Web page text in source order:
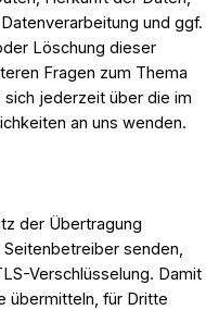
und ggf.
Löschung dieser
Fragen zum Thema
jederzeit über die im
an uns wenden.
der Übertragung
senden,
Verschlüsselung. Damit
übermitteln, für Dritte